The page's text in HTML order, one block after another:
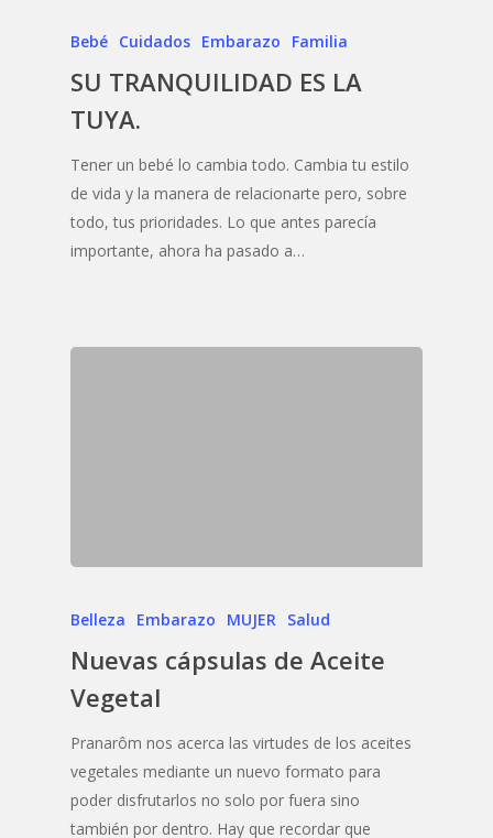
Bebé Cuidados Embarazo Familia
SU TRANQUILIDAD ES LA
TUYA.
Tener un bebé lo cambia todo. Cambia tu estilo
de vida y la manera de relacionarte pero, sobre
todo, tus prioridades. Lo que antes parecía
importante, ahora ha pasado a…
Belleza Embarazo MUJER Salud
Nuevas cápsulas de Aceite
Vegetal
Pranarôm nos acerca las virtudes de los aceites
vegetales mediante un nuevo formato para
poder disfrutarlos no solo por fuera sino
también por dentro. Hay que recordar que